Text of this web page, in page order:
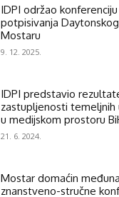
IDPI održao
potpisivanja
Mostaru
9. 12. 2025.
IDPI predstavio
zastupljenosti temeljnih
u medijskom prostoru
21. 6. 2024.
Mostar domaćin
znanstveno-stručne